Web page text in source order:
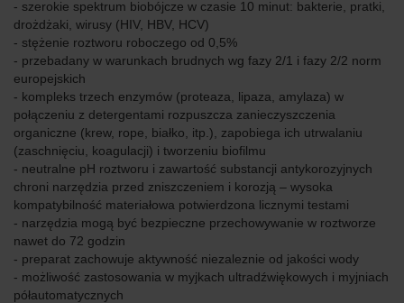
- szerokie spektrum biobójcze w czasie 10 minut: bakterie, pratki,
drożdżaki, wirusy (HIV, HBV, HCV)
- stężenie roztworu roboczego od 0,5%
- przebadany w warunkach brudnych wg fazy 2/1 i fazy 2/2 norm
europejskich
- kompleks trzech enzymów (proteaza, lipaza, amylaza) w
połączeniu z detergentami rozpuszcza zanieczyszczenia
organiczne (krew, rope, białko, itp.), zapobiega ich utrwalaniu
(zaschnięciu, koagulacji) i tworzeniu biofilmu
- neutralne pH roztworu i zawartość substancji antykorozyjnych
chroni narzędzia przed zniszczeniem i korozją – wysoka
kompatybilność materiałowa potwierdzona licznymi testami
- narzędzia mogą być bezpieczne przechowywanie w roztworze
nawet do 72 godzin
- preparat zachowuje aktywność niezaleznie od jakości wody
- możliwość zastosowania w myjkach ultradźwiękowych i myjniach
półautomatycznych